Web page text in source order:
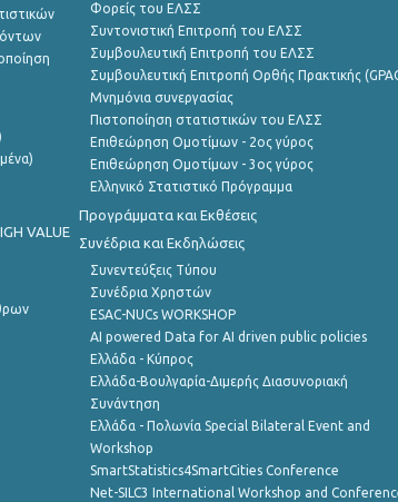
VALUE
Φορείς του ΕΛΣΣ
Συντονιστική Επιτροπή του ΕΛΣΣ
Συμβουλευτική Επιτροπή του ΕΛΣΣ
Συμβουλευτική Επιτροπή Ορθής Πρακτικής
Μνημόνια συνεργασίας
Πιστοποίηση στατιστικών του ΕΛΣΣ
Επιθεώρηση Ομοτίμων - 2ος γύρος
Επιθεώρηση Ομοτίμων - 3ος γύρος
Ελληνικό Στατιστικό Πρόγραμμα
Προγράμματα και Εκθέσεις
Συνέδρια και Εκδηλώσεις
Συνεντεύξεις Τύπου
Συνέδρια Χρηστών
ESAC-NUCs WORKSHOP
AI powered Data for AI driven public policies
Ελλάδα - Κύπρος
Ελλάδα-Βουλγαρία-Διμερής Διασυνοριακή
Συνάντηση
Ελλάδα - Πολωνία Special Bilateral Event and
Workshop
SmartStatistics4SmartCities Conference
Net-SILC3 International Workshop and